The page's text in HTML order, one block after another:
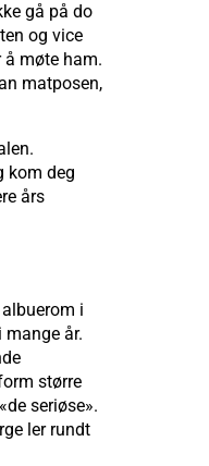
gå på do
og vice
møte ham.
matposen,
kom deg
års
i
år.
større
seriøse».
ler rundt